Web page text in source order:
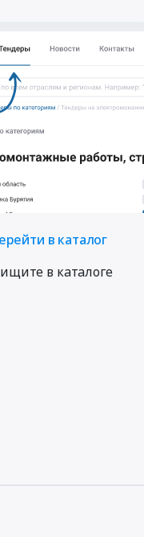
в каталог
в каталоге